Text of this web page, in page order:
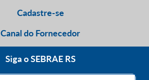
Cadastre-se
Canal do Fornecedor
Siga o SEBRAE RS